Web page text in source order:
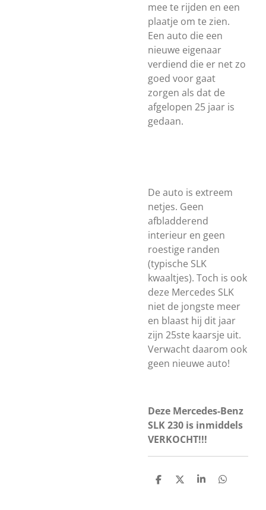
mee te rijden en een
plaatje om te zien.
Een auto die een
nieuwe eigenaar
verdiend die er net zo
goed voor gaat
zorgen als dat de
afgelopen 25 jaar is
gedaan.
De auto is extreem
netjes. Geen
afbladderend
interieur en geen
roestige randen
(typische SLK
kwaaltjes). Toch is ook
deze Mercedes SLK
niet de jongste meer
en blaast hij dit jaar
zijn 25ste kaarsje uit.
Verwacht daarom ook
geen nieuwe auto!
Deze Mercedes-Benz
SLK 230 is inmiddels
VERKOCHT!!!
D
D
S
D